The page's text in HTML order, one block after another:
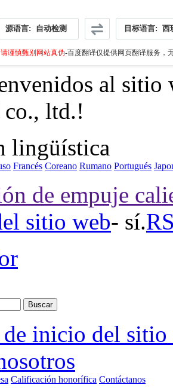
源语言: 自动检测 目标语言: 西
请谨慎甄别网站真伪-百度翻译仅提供网页翻译服务，